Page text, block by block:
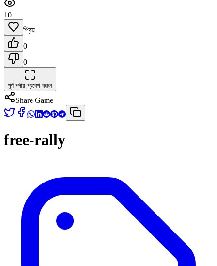
10
প্রিয়
0
0
পূর্ণ পর্দায় প্রবেশ করুন
Share Game
free-rally